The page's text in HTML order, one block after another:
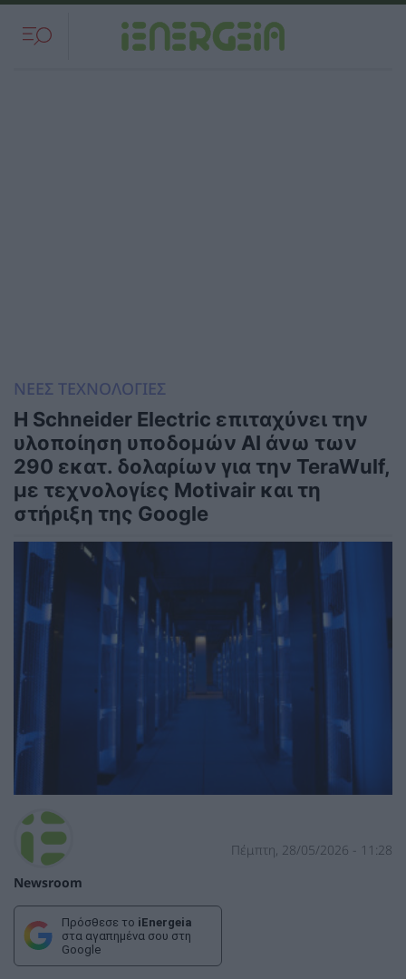
ΝΕΕΣ ΤΕΧΝΟΛΟΓΙΕΣ
Η Schneider Electric επιταχύνει την
υλοποίηση υποδομών AI άνω των
290 εκατ. δολαρίων για την TeraWulf,
με τεχνολογίες Motivair και τη
στήριξη της Google
Newsroom
Πέμπτη, 28/05/2026 - 11:28
Πρόσθεσε το iEnergeia
στα αγαπημένα σου στη
Google